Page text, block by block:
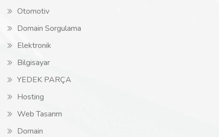
Otomotiv
Domain Sorgulama
Elektronik
Bilgisayar
YEDEK PARÇA
Hosting
Web Tasarım
Domain